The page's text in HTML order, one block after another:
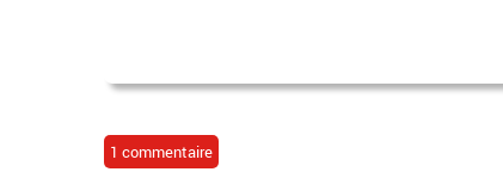
1 commentaire